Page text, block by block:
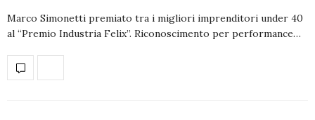
Marco Simonetti premiato tra i migliori imprenditori under 40
al “Premio Industria Felix”. Riconoscimento per performance…